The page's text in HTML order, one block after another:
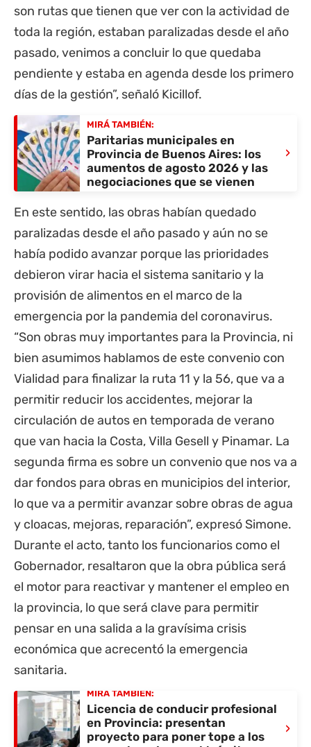
son rutas que tienen que ver con la actividad de
toda la región, estaban paralizadas desde el año
pasado, venimos a concluir lo que quedaba
pendiente y estaba en agenda desde los primero
días de la gestión”, señaló Kicillof.
MIRÁ TAMBIÉN:
Paritarias municipales en
Provincia de Buenos Aires: los
aumentos de agosto 2026 y las
negociaciones que se vienen
›
En este sentido, las obras habían quedado
paralizadas desde el año pasado y aún no se
había podido avanzar porque las prioridades
debieron virar hacia el sistema sanitario y la
provisión de alimentos en el marco de la
emergencia por la pandemia del coronavirus.
“Son obras muy importantes para la Provincia, ni
bien asumimos hablamos de este convenio con
Vialidad para finalizar la ruta 11 y la 56, que va a
permitir reducir los accidentes, mejorar la
circulación de autos en temporada de verano
que van hacia la Costa,Villa Gesell y Pinamar. La
segunda firma es sobre un convenio que nos va a
dar fondos para obras en municipios del interior,
lo que va a permitir avanzar sobre obras de agua
y cloacas, mejoras, reparación”, expresó Simone.
Durante el acto, tanto los funcionarios como el
Gobernador, resaltaron que la obra pública será
el motor para reactivar y mantener el empleo en
la provincia, lo que será clave para permitir
pensar en una salida a la gravísima crisis
económica que acrecentó la emergencia
sanitaria.
MIRÁ TAMBIÉN:
Licencia de conducir profesional
en Provincia: presentan
proyecto para poner tope a los
›